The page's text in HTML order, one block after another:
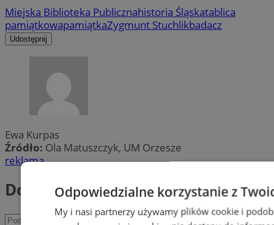
Miejska Biblioteka Publicznahistoria Śląskatablica
pamiątkowapamiątkaZygmunt Stuchlikbadacz
Udostępnij
Ewa Kurpas
Źródło: Ola Matuszczyk, UM Orzesze
reklama
Dodaj komentarz
Odpowiedzialne korzystanie z
My i nasi partnerzy używamy plików cookie i